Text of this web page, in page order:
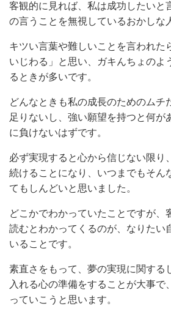
客観的に見れば、私は成功したいと
の言うことを無視しているおかしな
キツい言葉や難しいことを言われた
いじわる」と思い、ガキんちょのよ
るときが多いです。
どんなときも私の成長のためのムチ
足りないし、強い願望を持つと何が
に負けないはずです。
必ず実現すると心から信じない限り
続けることになり、いつまでもそん
てもしんどいと思いました。
どこかでわかっていたことですが、
読むとわかってくるのが、なりたい
いることです。
素直さをもって、夢の実現に関する
入れる心の準備をすることが大事で
っていこうと思います。